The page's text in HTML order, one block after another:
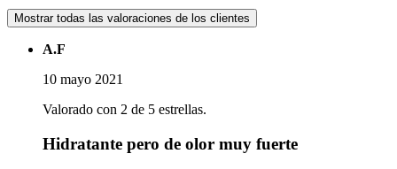
Mostrar todas las valoraciones de los clientes
A.F
10 mayo 2021
Valorado con 2 de 5 estrellas.
Hidratante pero de olor muy fuerte